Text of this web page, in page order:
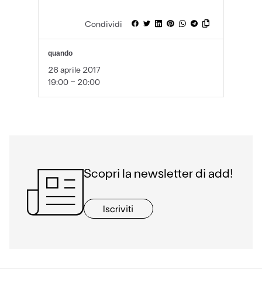
Condividi
quando
26 aprile 2017
19:00 - 20:00
Scopri la newsletter di add!
Iscriviti